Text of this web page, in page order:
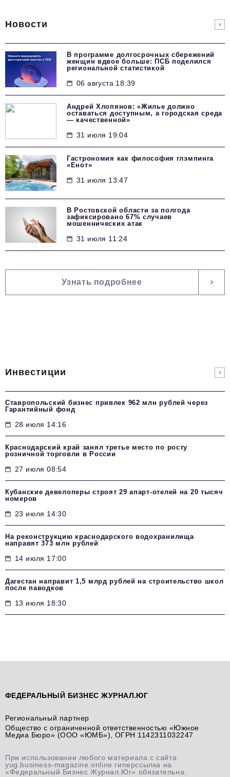
Новости
В программе долгосрочных сбережений
женщин вдвое больше: ПСБ поделился
региональной статистикой
06 августа 18:39
Андрей Хлопянов: «Жилье должно
оставаться доступным, а городская среда
— качественной»
31 июля 19:04
Гастрономия как философия глэмпинга
«Енот»
31 июля 13:47
В Ростовской области за полгода
зафиксировано 67% случаев
мошеннических атак
31 июля 11:24
Узнать подробнее
Инвестиции
Ставропольский бизнес привлек 962 млн рублей через
Гарантийный фонд
28 июля 14:16
Краснодарский край занял третье место по росту
розничной торговли в России
27 июля 08:54
Кубанские девелоперы строят 29 апарт-отелей на 20 тысяч
номеров
23 июля 14:30
На реконструкцию краснодарского водохранилища
направят 373 млн рублей
14 июля 17:00
Дагестан направит 1,5 млрд рублей на строительство школ
после паводков
13 июля 18:30
ФЕДЕРАЛЬНЫЙ БИЗНЕС ЖУРНАЛ.ЮГ
Региональный партнер
Общество с ограниченной ответственностью «Южное
Медиа Бюро» (ООО «ЮМБ»), ОГРН 1142311032247
При использовании любого материала с сайта
yug.business-magazine.online гиперссылка на
«Федеральный Бизнес Журнал.Юг» обязательна.